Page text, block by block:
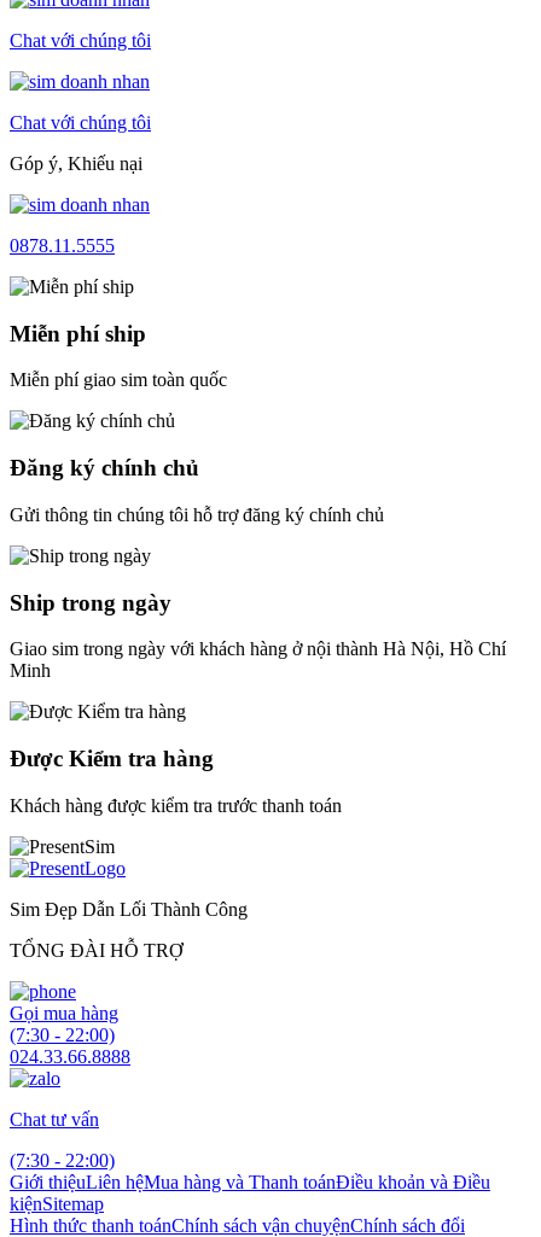
Chat với chúng tôi
Chat với chúng tôi
Góp ý, Khiếu nại
0878.11.5555
Miễn phí ship
Miễn phí giao sim toàn quốc
Đăng ký chính chủ
Gửi thông tin chúng tôi hỗ trợ đăng ký chính chủ
Ship trong ngày
Giao sim trong ngày với khách hàng ở nội thành Hà Nội, Hồ Chí
Minh
Được Kiểm tra hàng
Khách hàng được kiểm tra trước thanh toán
Sim Đẹp Dẫn Lối Thành Công
TỔNG ĐÀI HỖ TRỢ
Gọi mua hàng
(7:30 - 22:00)
024.33.66.8888
Chat tư vấn
(7:30 - 22:00)
Giới thiệuLiên hệMua hàng và Thanh toánĐiều khoản và Điều
kiệnSitemap
Hình thức thanh toánChính sách vận chuyệnChính sách đổi